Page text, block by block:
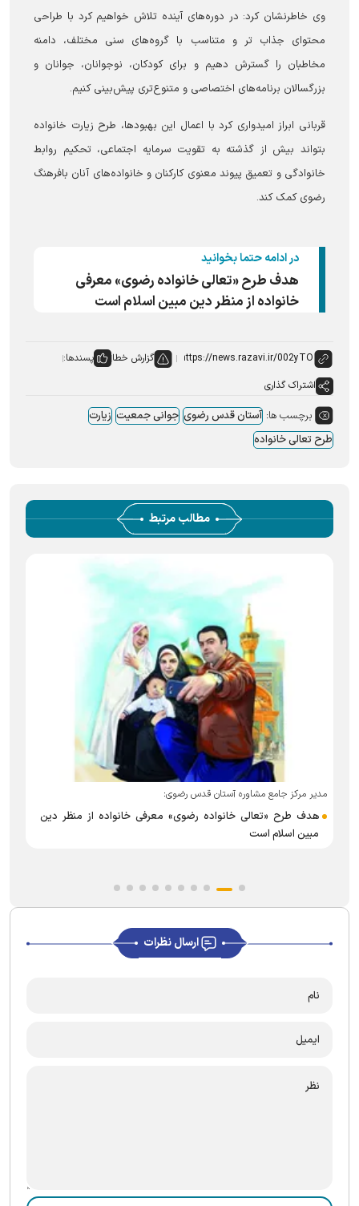
وی خاطرنشان کرد: در دوره‌های آینده تلاش خواهیم کرد با طراحی
محتوای جذاب تر و متناسب با گروه‌های سنی مختلف، دامنه
مخاطبان را گسترش دهیم و برای کودکان، نوجوانان، جوانان و
بزرگسالان برنامه‌های اختصاصی و متنوع‌تری پیش‌بینی کنیم.
قربانی ابراز امیدواری کرد با اعمال این بهبودها، طرح زیارت خانواده
بتواند بیش از گذشته به تقویت سرمایه اجتماعی، تحکیم روابط
خانوادگی و تعمیق پیوند معنوی کارکنان و خانواده‌های آنان بافرهنگ
رضوی کمک کند.
در ادامه حتما بخوانید
هدف طرح «تعالی خانواده رضوی» معرفی
خانواده از منظر دین مبین اسلام است
گزارش خطا
پسندها:
اشتراک گذاری
برچسب ها: آستان قدس رضوی جوانی جمعیت زیارت
طرح تعالی خانواده
مطالب مرتبط
مدیر مرکز جامع مشاوره آستان قدس رضوی:
هدف طرح «تعالی خانواده رضوی» معرفی خانواده از منظر دین
مبین اسلام است
ارسال نظرات